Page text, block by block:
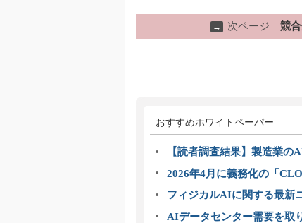
→ 次ページ 競
おすすめホワイトペーパー
【読者調査結果】製造業
2026年4月に義務化の「
フィジカルAIに関する最新
AIデータセンター需要を取